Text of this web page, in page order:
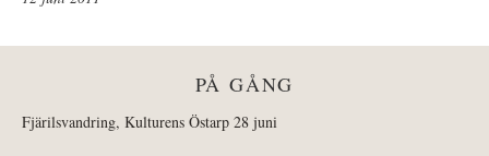
PÅ GÅNG
Fjärilsvandring, Kulturens Östarp 28 juni